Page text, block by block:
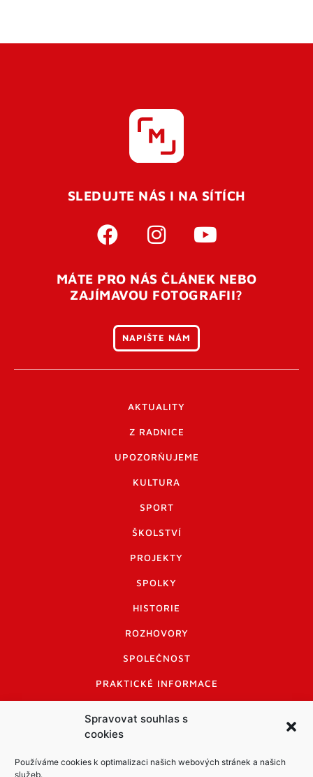
Spravovat souhlas s
cookies
Používáme cookies k optimalizaci našich webových stránek a našich
služeb.
Pro úspěšné dokončení registrace je potřeba
vaší e-mailovouadresu. Po úspěšném odeslání
otevření tohoto odkazu se váš účet ověří a můžete se
přihlásit. Nezapomeňte zkontrolovat složku SPAM ve
SLEDUJTE NÁS I NA SÍTÍCH
MÁTE PRO NÁS ČLÁNEK NEBO
ZAJÍMAVOU FOTOGRAFII?
NAPIŠTE NÁM
AKTUALITY
Z RADNICE
UPOZORŇUJEME
KULTURA
SPORT
ŠKOLSTVÍ
PROJEKTY
SPOLKY
HISTORIE
ROZHOVORY
SPOLEČNOST
PRAKTICKÉ INFORMACE
INFORMACE A KODEX DISKUTUJÍCÍCH
LOGO A LOGO MANUÁL